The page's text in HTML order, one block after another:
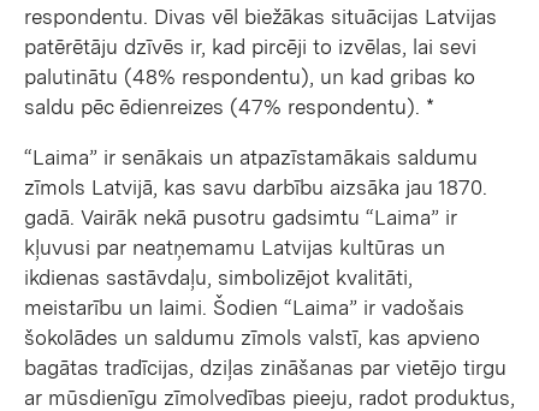
respondentu. Divas vēl biežākas situācijas Latvijas
patērētāju dzīvēs ir, kad pircēji to izvēlas, lai sevi
palutinātu (48% respondentu), un kad gribas ko
saldu pēc ēdienreizes (47% respondentu). *
“Laima” ir senākais un atpazīstamākais saldumu
zīmols Latvijā, kas savu darbību aizsāka jau 1870.
gadā. Vairāk nekā pusotru gadsimtu “Laima” ir
kļuvusi par neatņemamu Latvijas kultūras un
ikdienas sastāvdaļu, simbolizējot kvalitāti,
meistarību un laimi. Šodien “Laima” ir vadošais
šokolādes un saldumu zīmols valstī, kas apvieno
bagātas tradīcijas, dziļas zināšanas par vietējo tirgu
ar mūsdienīgu zīmolvedības pieeju, radot produktus,